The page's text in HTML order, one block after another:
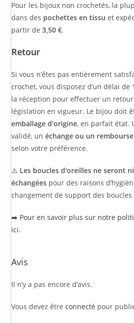
Pour les bijoux non crochetés, la
dans des pochettes en tissu et
partir de3,50 €.
Retour
Si vous n’êtes pas entièrement
crochet, vous disposez d’un délai de
la réception pour effectuer un
législation en vigueur. Le bijou doit
emballage d’origine, en parfait état.
validé, unéchange ou un
selon votre préférence.
⚠️ Les boucles d'oreilles ne seront
échangées pour des raisons
changement de support des
➡️ Pour en savoir plus sur notre
ici.
Avis
Il n’y a pas encore d’avis.
Vous devez êtreconnecté pour